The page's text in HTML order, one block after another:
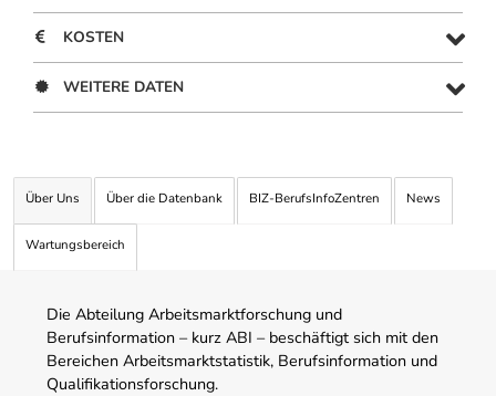
KOSTEN
WEITERE DATEN
Über Uns Über die Datenbank BIZ-BerufsInfoZentren News
Wartungsbereich
Die Abteilung Arbeitsmarktforschung und
Berufsinformation – kurz ABI – beschäftigt sich mit den
Bereichen Arbeitsmarktstatistik, Berufsinformation und
Qualifikationsforschung.